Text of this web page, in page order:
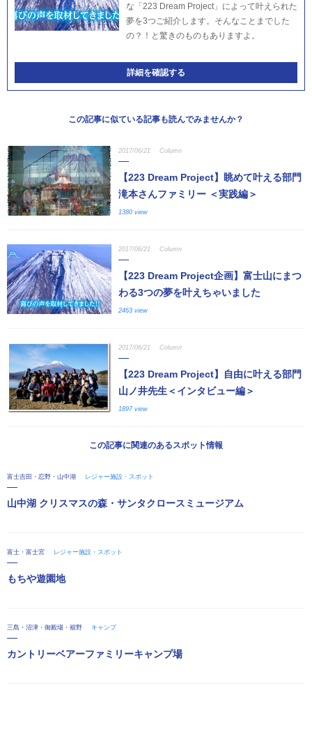
な「223 Dream Project」によって叶えられた
夢を3つご紹介します。そんなことまでした
の？！と驚きのものもありますよ。
詳細を確認する
この記事に似ている記事も読んでみませんか？
2017/06/21 Column
【223 Dream Project】眺めて叶える部門
滝本さんファミリー ＜実践編＞
1380 view
2017/06/21 Column
【223 Dream Project企画】富士山にまつ
わる3つの夢を叶えちゃいました
2463 view
2017/06/21 Column
【223 Dream Project】自由に叶える部門
山ノ井先生＜インタビュー編＞
1897 view
この記事に関連のあるスポット情報
富士吉田・忍野・山中湖 レジャー施設・スポット
山中湖 クリスマスの森・サンタクロースミュージアム
富士・富士宮 レジャー施設・スポット
もちや遊園地
三島・沼津・御殿場・裾野 キャンプ
カントリーベアーファミリーキャンプ場